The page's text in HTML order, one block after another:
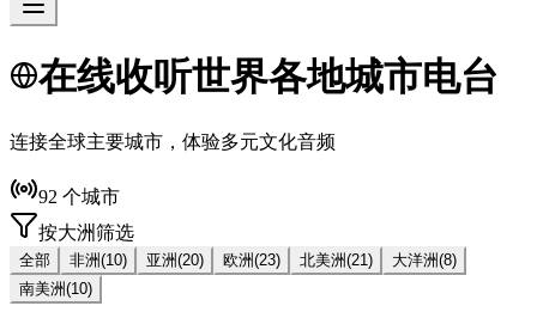
在线收听世界各地城市电台
连接全球主要城市，体验多元文化音频
92 个城市
按大洲筛选
全部 非洲(10) 亚洲(20) 欧洲(23) 北美洲(21 ) 大洋洲(8)
南美洲(10)